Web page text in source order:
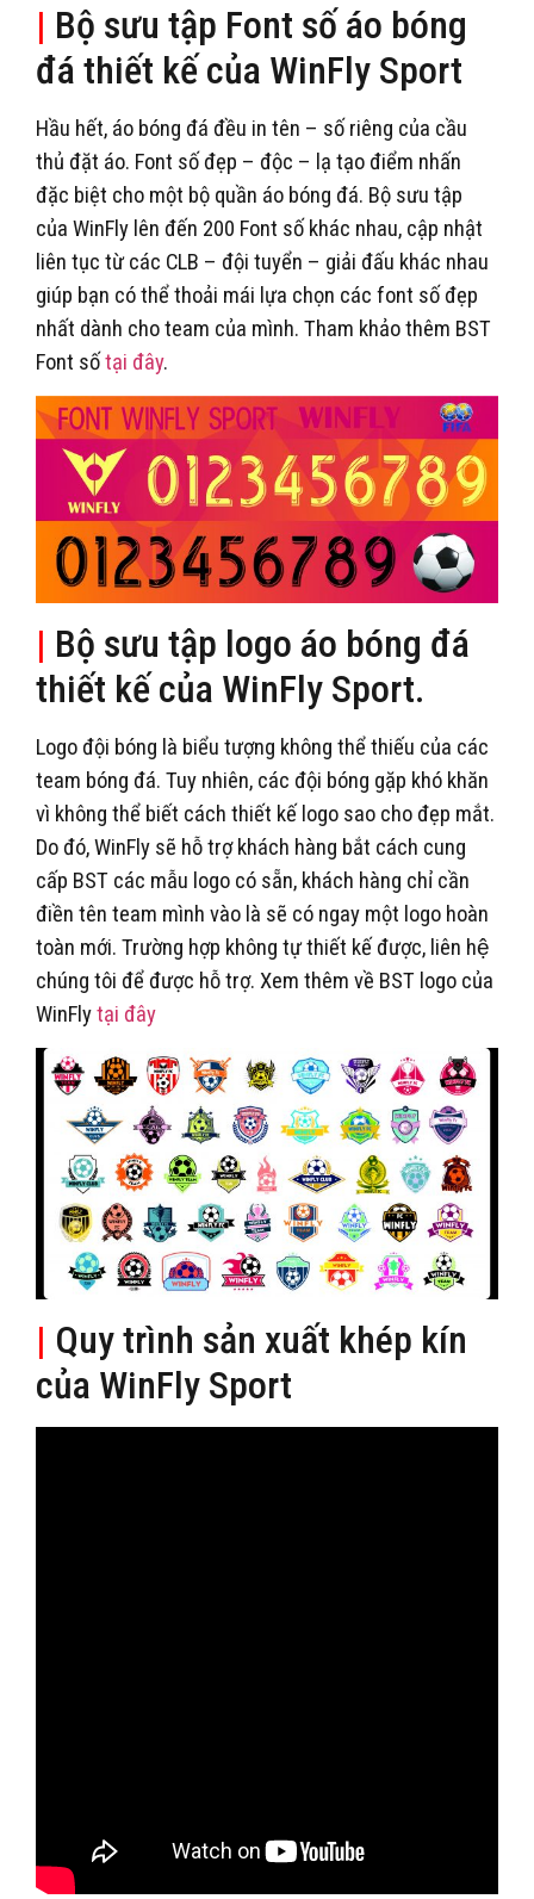
| Bộ sưu tập Font số áo bóng
đá thiết kế của WinFly Sport
Hầu hết, áo bóng đá đều in tên – số riêng của cầu
thủ đặt áo. Font số đẹp – độc – lạ tạo điểm nhấn
đặc biệt cho một bộ quần áo bóng đá. Bộ sưu tập
của WinFly lên đến 200 Font số khác nhau, cập nhật
liên tục từ các CLB – đội tuyển – giải đấu khác nhau
giúp bạn có thể thoải mái lựa chọn các font số đẹp
nhất dành cho team của mình. Tham khảo thêm BST
Font sốtại đây.
| Bộ sưu tập logo áo bóng đá
thiết kế của WinFly Sport.
Logo đội bóng là biểu tượng không thể thiếu của các
team bóng đá. Tuy nhiên, các đội bóng gặp khó khăn
vì không thể biết cách thiết kế logo sao cho đẹp mắt.
Do đó, WinFly sẽ hỗ trợ khách hàng bắt cách cung
cấp BST các mẫu logo có sẵn, khách hàng chỉ cần
điền tên team mình vào là sẽ có ngay một logo hoàn
toàn mới. Trường hợp không tự thiết kế được, liên hệ
chúng tôi để được hỗ trợ. Xem thêm về BST logo của
WinFlytại đây
| Quy trình sản xuất khép kín
của WinFly Sport